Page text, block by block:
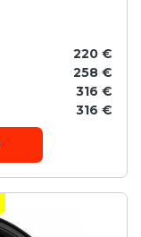
220 €
258 €
316 €
316 €